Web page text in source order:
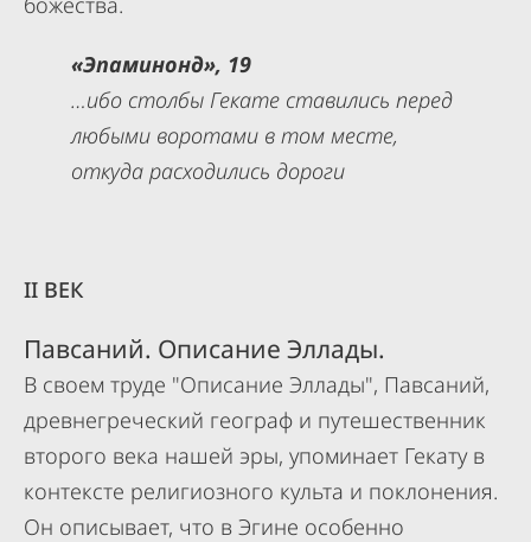
«Эпаминонд», 19
…ибо столбы Гекате ставились перед
любыми воротами в том месте,
откуда расходились дороги
II ВЕК
Павсаний. Описание Эллады.
В своем труде "Описание Эллады", Павсаний,
древнегреческий географ и путешественник
второго века нашей эры, упоминает Гекату в
контексте религиозного культа и поклонения.
Он описывает, что в Эгине особенно